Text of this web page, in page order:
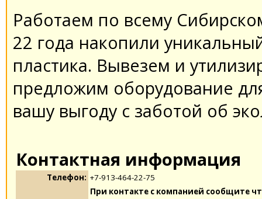
Работаем по всему
22 года накопили
пластика. Вывезем и
предложим оборудование
вашу выгоду с заботой об
Контактная информация
Телефон: +7-913-464-22-75
При контакте с компанией сообщите